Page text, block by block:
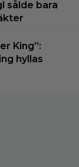
sålde bara
King”:
hyllas